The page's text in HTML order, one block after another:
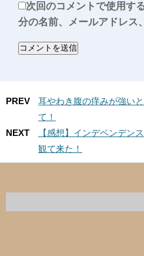
次回のコメントで使用す
分の名前、メールアドレス
PREV
耳やわき腹の痒みが強い
て！
NEXT
【感想】インデペンデン
観て来た！